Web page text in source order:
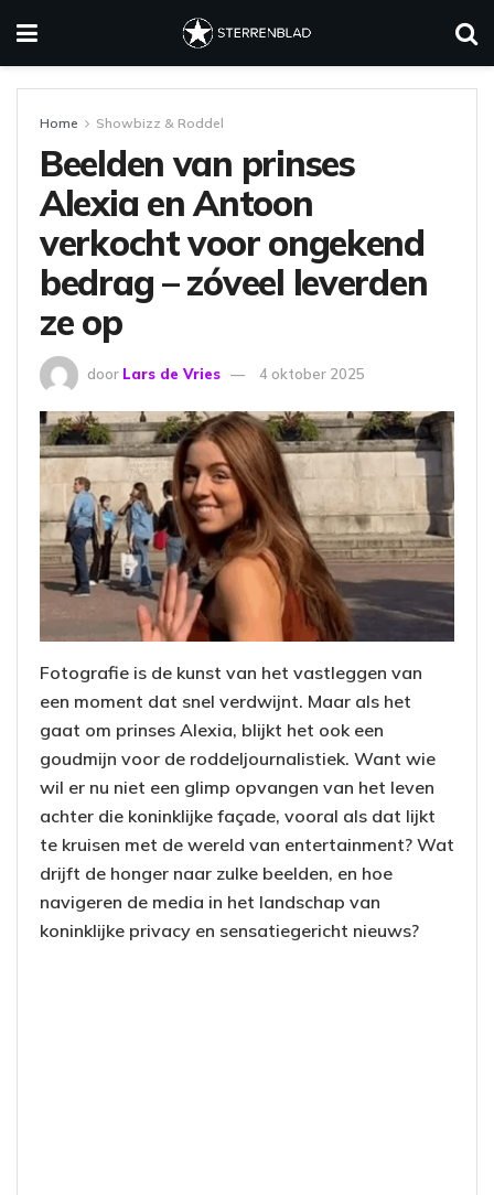
Home Showbizz & Roddel
Beelden van prinses
Alexia en Antoon
verkocht voor ongekend
bedrag – zóveel leverden
ze op
door Lars de Vries 4 oktober 2025
Fotografie is de kunst van het vastleggen van
een moment dat snel verdwijnt. Maar als het
gaat om prinses Alexia, blijkt het ook een
goudmijn voor de roddeljournalistiek. Want wie
wil er nu niet een glimp opvangen van het leven
achter die koninklijke façade, vooral als dat lijkt
te kruisen met de wereld van entertainment? Wat
drijft de honger naar zulke beelden, en hoe
navigeren de media in het landschap van
koninklijke privacy en sensatiegericht nieuws?